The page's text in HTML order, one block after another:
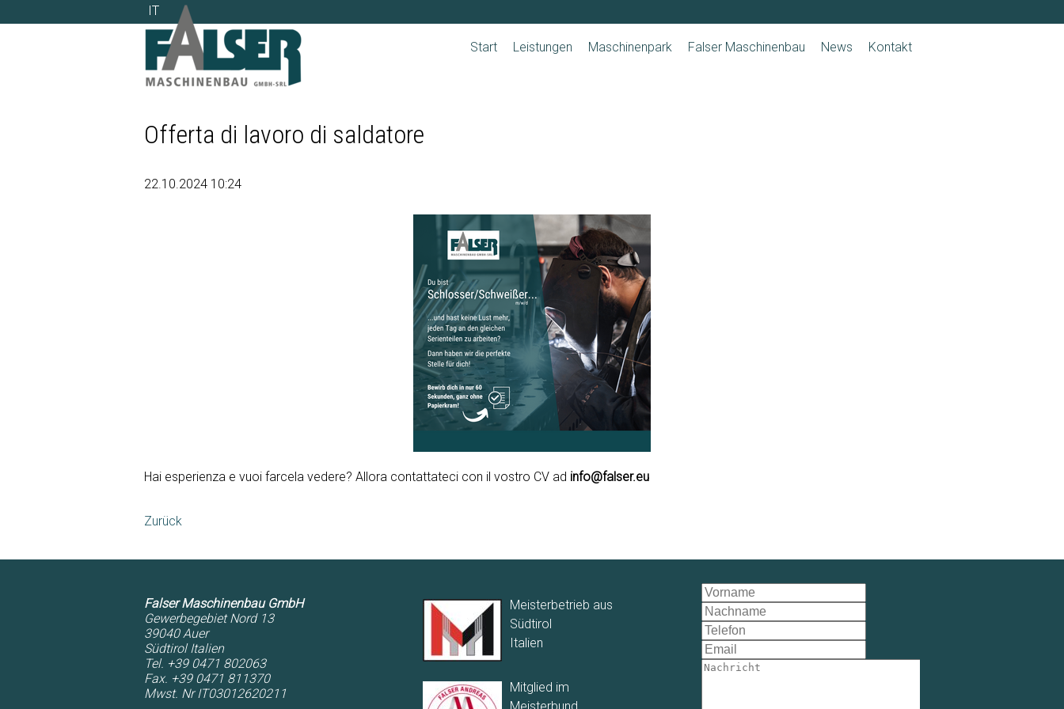
IT
IT
überspringen
Start Leistungen Maschinenpark Falser Maschinenbau News Kontakt
Offerta di lavoro di saldatore
22.10.2024 10:24
Hai esperienza e vuoi farcela vedere? Allora contattateci con il vostro CV ad info@falser.eu
Zurück
Falser Maschinenbau GmbH
Gewerbegebiet Nord 13
39040 Auer
Südtirol Italien
Tel. +39 0471 802063
Fax. +39 0471 811370
Mwst. Nr IT03012620211
Meisterbetrieb aus
Südtirol
Italien
Mitglied im